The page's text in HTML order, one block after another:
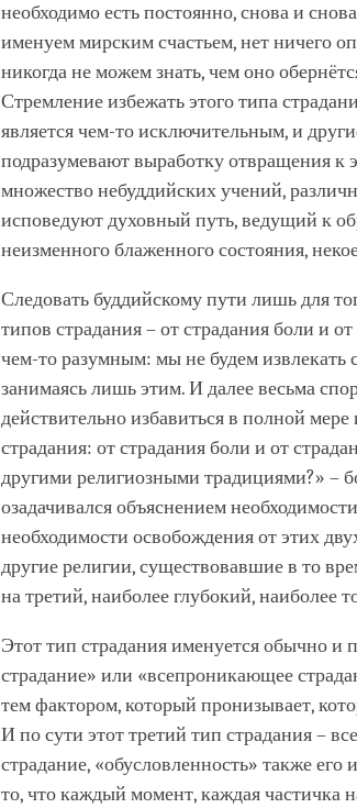
необходимо есть постоянно, снова и
именуем мирским счастьем, нет ничего
никогда не можем знать, чем оно
Стремление избежать этого типа
является чем-то исключительным, и
подразумевают выработку отвращения к
множество небуддийских учений,
исповедуют духовный путь, ведущий к
неизменного блаженного состояния,
Следовать буддийскому пути лишь для
типов страдания – от страдания боли и
чем-то разумным: мы не будем извлекать
занимаясь лишь этим. И далее весьма
действительно избавиться в полной
страдания: от страдания боли и от
другими религиозными традициями?» –
озадачивался объяснением
необходимости освобождения от этих
другие религии, существовавшие в то
на третий, наиболее глубокий, наиболее
Этот тип страдания именуется обычно и
страдание» или «всепроникающее
тем фактором, который пронизывает,
И по сути этот третий тип страдания –
страдание, «обусловленность» также
то, что каждый момент, каждая частичка